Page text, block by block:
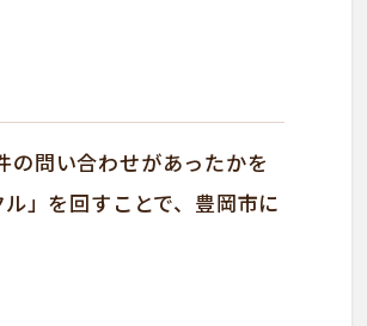
の問い合わせがあったかを
」を回すことで、豊岡市に